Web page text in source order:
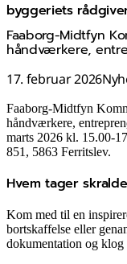
byggeriets
Faaborg-Midtfyn
håndværkere,
17. februar 2026
Faaborg-Midtfyn
håndværkere,
marts 2026 kl. 15.00-
851, 5863 Ferritslev.
Hvem tager
Kom med til en
bortskaffelse eller
dokumentation og klog